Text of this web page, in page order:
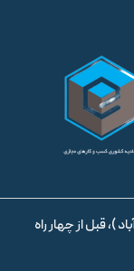
)، قبل از چهار راه